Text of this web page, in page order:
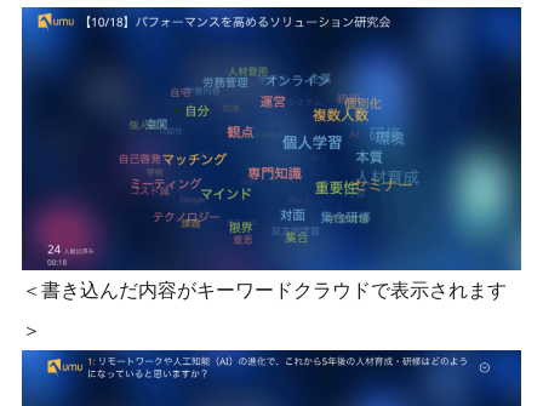
＜書き込んだ内容がキーワードクラウドで表示されます
＞